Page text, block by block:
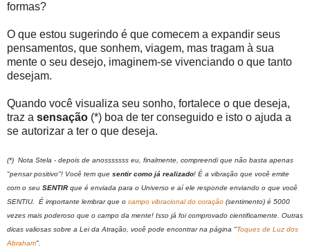
formas?
O que estou sugerindo é que comecem a expandir seus
pensamentos, que sonhem, viagem, mas tragam à sua
mente o seu desejo, imaginem-se vivenciando o que tanto
desejam.
Quando você visualiza seu sonho, fortalece o que deseja,
traz a sensação (*) boa de ter conseguido e isto o ajuda a
se autorizar a ter o que deseja.
(*) Nota Stela - depois de anosssssss eu, finalmente, compreendi que não basta apenas
"pensar positivo"! Você tem que sentir como já realizado! É a vibração que você emite
com o seu SENTIR que é enviada para o Universo e aí ele responde enviando o que você
SENTIU. É importante lembrar que o campo vibracional do coração (sentimento) é 5000
vezes mais poderoso que o campo da mente! Isso já foi comprovado cientificamente. Outras
dicas valiosas sobre a Lei da Atração, você pode encontrar na página "Toques de Luz dos
Abraham".